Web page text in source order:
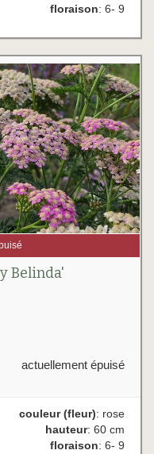
floraison: 6- 9
Belinda'
actuellement épuisé
couleur (fleur): rose
hauteur: 60 cm
floraison: 6- 9